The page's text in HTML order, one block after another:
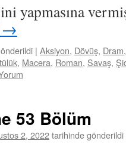
yapmasına
→
| Aksiyon, Dövüş, Dram
, Macera, Roman, Savaş,
53 Bölüm
2, 2022tarihinde gönderildi